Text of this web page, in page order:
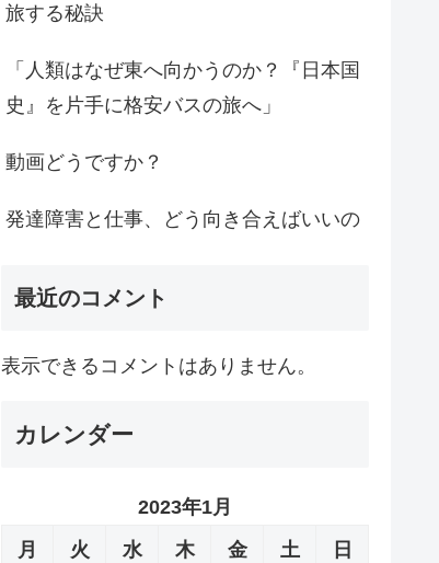
旅する秘訣
「人類はなぜ東へ向かうのか？『日本国
史』を片手に格安バスの旅へ」
動画どうですか？
発達障害と仕事、どう向き合えばいいの
最近のコメント
表示できるコメントはありません。
カレンダー
2023年1月
月
火 水 木 金 土
日